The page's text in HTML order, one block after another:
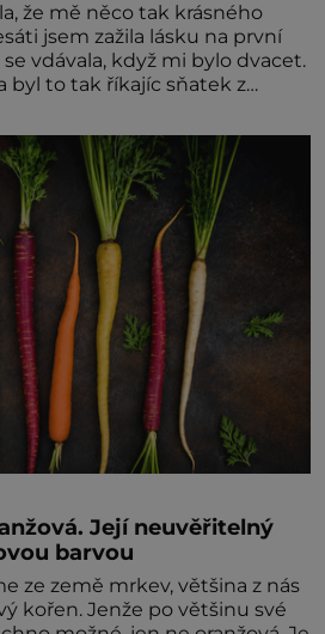
že mě něco tak krásného
jsem zažila lásku na první
vdávala, když mi bylo dvacet.
byl to tak říkajíc sňatek z
Manželství nám oběma moc
zjistili, že
Její neuvěřitelný
barvou
ze země mrkev, většina z nás
kořen. Jenže po většinu své